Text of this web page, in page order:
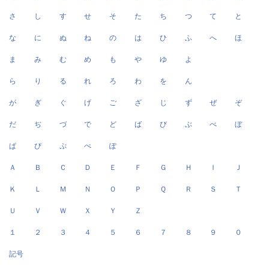
さ し す せ そ た ち つ て と
な に ぬ ね の は ひ ふ へ ほ
ま み む め も や ゆ よ
ら り る れ ろ わ を ん
が ぎ ぐ げ ご ざ じ ず ぜ ぞ
だ ぢ づ で ど ば び ぶ べ ぼ
ぱ ぴ ぷ ぺ ぽ
Ａ Ｂ Ｃ Ｄ Ｅ Ｆ Ｇ Ｈ Ｉ Ｊ
Ｋ Ｌ Ｍ Ｎ Ｏ Ｐ Ｑ Ｒ Ｓ Ｔ
Ｕ Ｖ Ｗ Ｘ Ｙ Ｚ
１ ２ ３ ４ ５ ６ ７ ８ ９ ０
記号